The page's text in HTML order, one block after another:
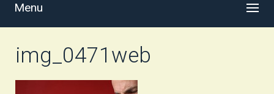
Menu
img_0471web